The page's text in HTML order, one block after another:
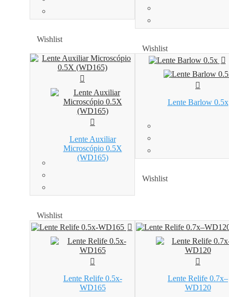
Wishlist
Wishlist
Lente Auxiliar
Microscópio 0.5X
(WD165)
Wishlist
Lente Barlow 0.5x
Wishlist
Lente Relife 0.5x-
WD165
Lente Relife 0.7x–
WD120